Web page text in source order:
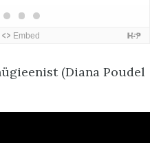
(Diana Poudel